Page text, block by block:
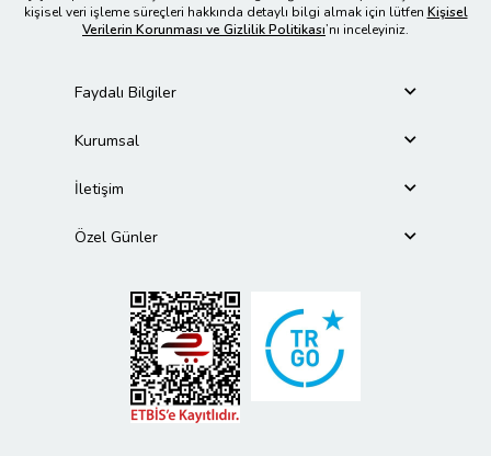
kişisel veri işleme süreçleri hakkında detaylı bilgi almak için lütfen Kişisel
Verilerin Korunması ve Gizlilik Politikası’nı inceleyiniz.
Faydalı Bilgiler
Kurumsal
İletişim
Özel Günler